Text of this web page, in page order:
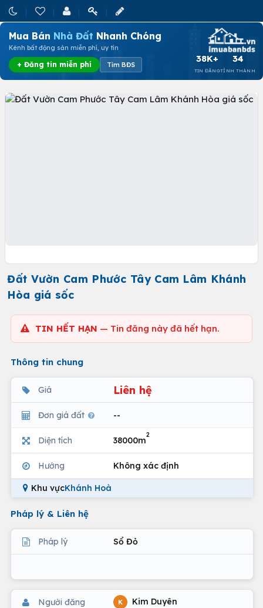
Mua Bán Nhà Đất Nhanh Chóng
Kênh bất động sản miễn phí, uy tín
+ Đăng tin miễn phí Tìm BĐS
38K+
TIN ĐĂNG
34
TỈNH THÀNH
Đất Vườn Cam Phước Tây Cam Lâm Khánh
Hòa giá sốc
TIN HẾT HẠN — Tin đăng này đã hết hạn.
Thông tin chung
Giá Liên hệ
Đơn giá đất --
Diện tích 38000m
2
Hướng Không xác định
Khu vựcKhánh Hoà
Pháp lý & Liên hệ
Pháp lý Sổ Đỏ
Người đăng K Kim Duyên